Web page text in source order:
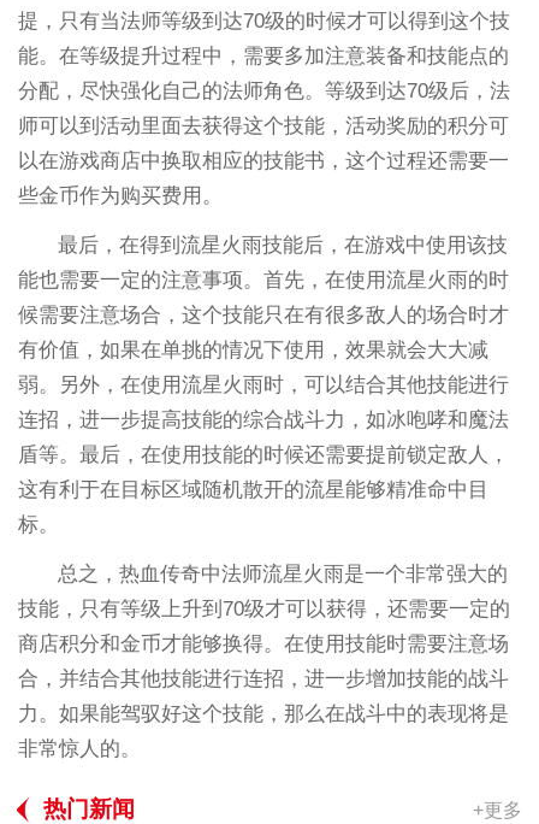
提，只有当法师等级到达70级的时候才可以得到这个技
能。在等级提升过程中，需要多加注意装备和技能点的
分配，尽快强化自己的法师角色。等级到达70级后，法
师可以到活动里面去获得这个技能，活动奖励的积分可
以在游戏商店中换取相应的技能书，这个过程还需要一
些金币作为购买费用。
最后，在得到流星火雨技能后，在游戏中使用该技
能也需要一定的注意事项。首先，在使用流星火雨的时
候需要注意场合，这个技能只在有很多敌人的场合时才
有价值，如果在单挑的情况下使用，效果就会大大减
弱。另外，在使用流星火雨时，可以结合其他技能进行
连招，进一步提高技能的综合战斗力，如冰咆哮和魔法
盾等。最后，在使用技能的时候还需要提前锁定敌人，
这有利于在目标区域随机散开的流星能够精准命中目
标。
总之，热血传奇中法师流星火雨是一个非常强大的
技能，只有等级上升到70级才可以获得，还需要一定的
商店积分和金币才能够换得。在使用技能时需要注意场
合，并结合其他技能进行连招，进一步增加技能的战斗
力。如果能驾驭好这个技能，那么在战斗中的表现将是
非常惊人的。
热门新闻 +更多